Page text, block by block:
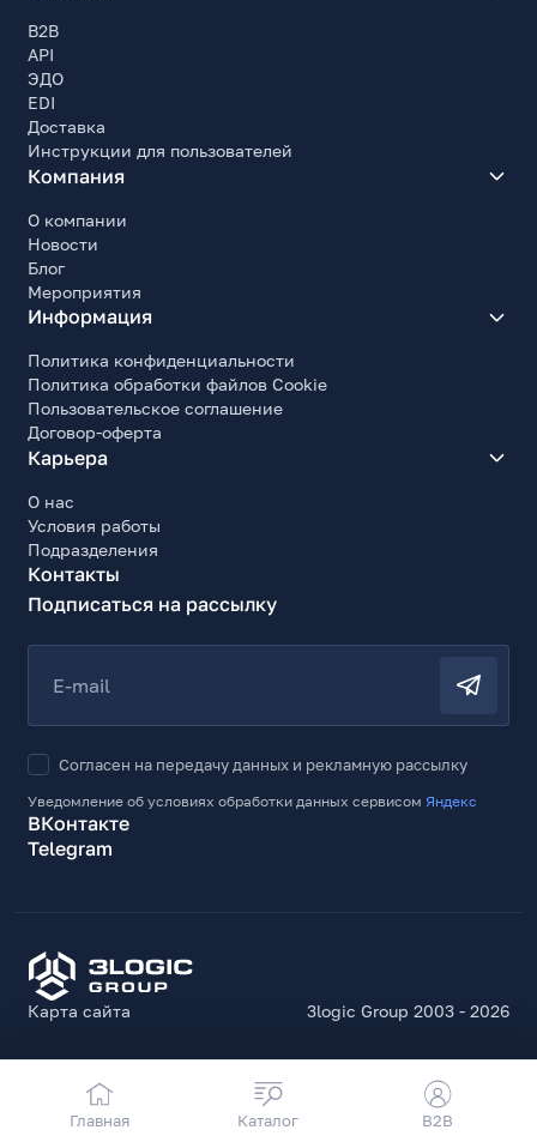
B2B
API
ЭДО
EDI
Доставка
Инструкции для пользователей
Компания
О компании
Новости
Блог
Мероприятия
Информация
Политика конфиденциальности
Политика обработки файлов Cookie
Пользовательское соглашение
Договор-оферта
Карьера
О нас
Условия работы
Подразделения
Контакты
Подписаться на рассылку
E-mail
Согласен на передачу данных и рекламную рассылку
Уведомление об условиях обработки данных сервисом Яндекс
ВКонтакте
Telegram
Карта сайта 3logic Group 2003 - 2026
Главная Каталог B2B